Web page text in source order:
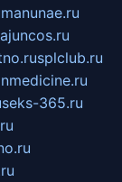
manunae.ru
splclub.ru
seks-365.ru